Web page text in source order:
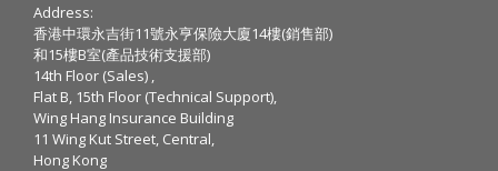
Address:
香港中環永吉街11號永亨保險大廈14樓(銷售部)
和15樓B室(產品技術支援部)
14th Floor (Sales) ,
Flat B, 15th Floor (Technical Support),
Wing Hang Insurance Building
11 Wing Kut Street, Central,
Hong Kong